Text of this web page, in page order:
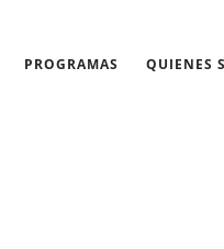
PROGRAMAS QUIENES